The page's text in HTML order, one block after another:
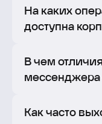
На каких
доступна
В чем
мессенджера
Как часто